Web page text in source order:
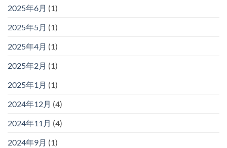
2025年6月 (1)
2025年5月 (1)
2025年4月 (1)
2025年2月 (1)
2025年1月 (1)
2024年12月 (4)
2024年11月 (4)
2024年9月 (1)